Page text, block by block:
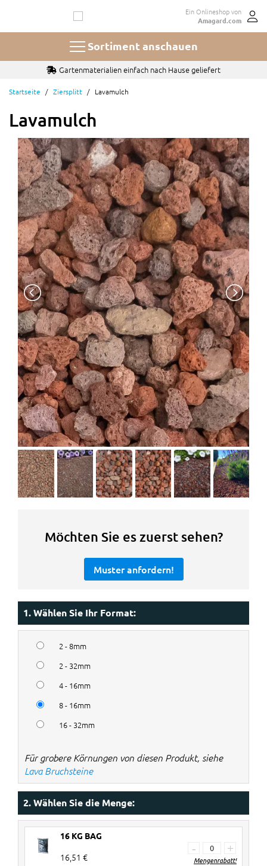
springen
Ein Onlineshop von
Amagard.com
Sortiment anschauen
Gartenmaterialien einfach nach Hause geliefert
Startseite Ziersplitt Lavamulch
Lavamulch
Möchten Sie es zuerst sehen?
Muster anfordern!
1. Wählen Sie Ihr Format:
2 - 8mm
2 - 32mm
4 - 16mm
8 - 16mm
16 - 32mm
Für grobere Körnungen von diesen Produkt, siehe
Lava Bruchsteine
2. Wählen Sie die Menge:
16 KG BAG
16,51 €
- +
Mengenrabatt!